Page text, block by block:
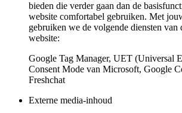
bieden die verder gaan dan de
website comfortabel gebruiken. Met
gebruiken we de volgende diensten van
website:
Google Tag Manager, UET (Universal
Consent Mode van Microsoft, Google
Freshchat
Externe media-inhoud